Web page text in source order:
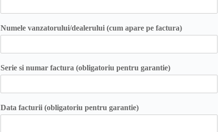
Numele vanzatorului/dealerului (cum apare pe factura)
Serie si numar factura (obligatoriu pentru garantie)
Data facturii (obligatoriu pentru garantie)